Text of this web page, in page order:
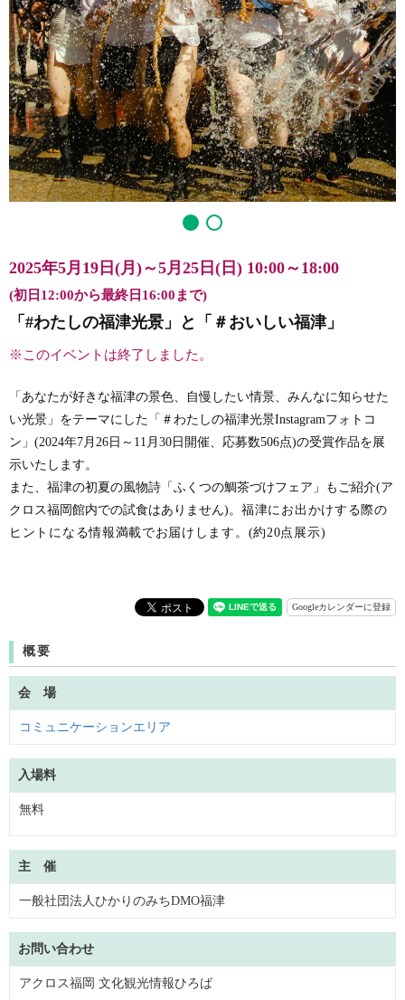
2025年5月19日(月)～5月25日(日) 10:00～18:00
(初日12:00から最終日16:00まで)
「#わたしの福津光景」と「＃おいしい福津」
※このイベントは終了しました。
「あなたが好きな福津の景色、自慢したい情景、みんなに知らせた
い光景」をテーマにした「＃わたしの福津光景Instagramフォトコ
ン」(2024年7月26日～11月30日開催、応募数506点)の受賞作品を展
示いたします。
また、福津の初夏の風物詩「ふくつの鯛茶づけフェア」もご紹介(ア
クロス福岡館内での試食はありません)。 福津にお出かけする際の
ヒントになる情報満載でお届けします。(約20点展示)
Googleカレンダーに登録
概要
会 場
コミュニケーションエリア
入場料
無料
主 催
一般社団法人ひかりのみちDMO福津
お問い合わせ
アクロス福岡 文化観光情報ひろば